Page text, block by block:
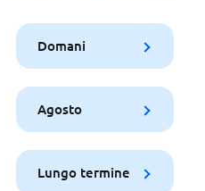
Domani
Agosto
Lungo termine